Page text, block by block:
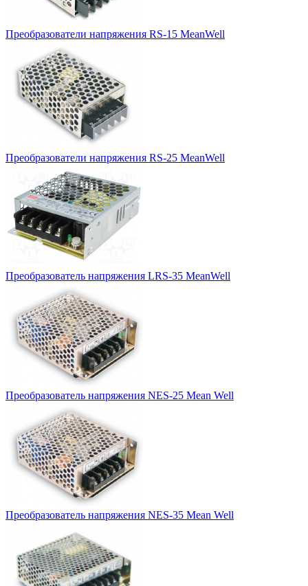
Преобразователи напряжения RS-15 MeanWell
Преобразователи напряжения RS-25 MeanWell
Преобразователь напряжения LRS-35 MeanWell
Преобразователь напряжения NES-25 Mean Well
Преобразователь напряжения NES-35 Mean Well